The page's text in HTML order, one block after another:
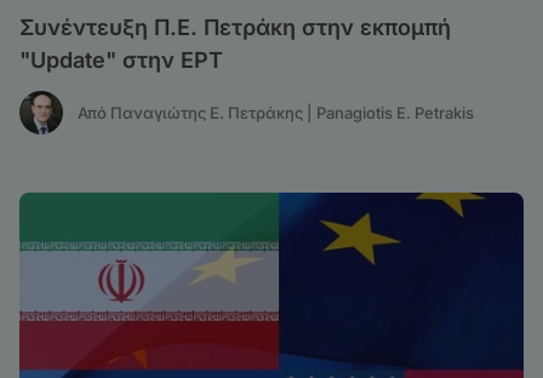
Συνέντευξη Π.Ε. Πετράκη στην εκπομπή
"Update" στην ΕΡΤ
Από Παναγιώτης Ε. Πετράκης | Panagiotis E. Petrakis